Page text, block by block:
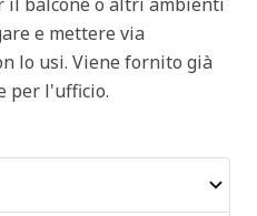
e mettere via
lo usi. Viene fornito già
per l'ufficio.